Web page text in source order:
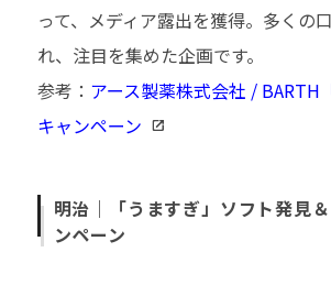
って、メディア露出を獲得。多くの
れ、注目を集めた企画です。
参考： アース製薬株式会社 / BARTH
キャンペーン
明治｜「うますぎ」ソフト発見
ンペーン